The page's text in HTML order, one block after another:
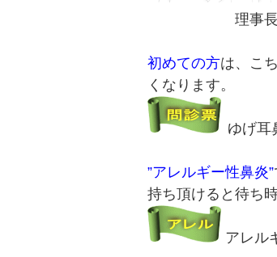
理事長 医学
初めての方は、こ
くなります。
ゆげ耳
”アレルギー性鼻炎”
持ち頂けると待ち
アレル